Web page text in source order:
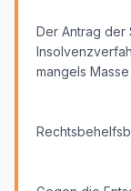
Der Antrag der
mangels